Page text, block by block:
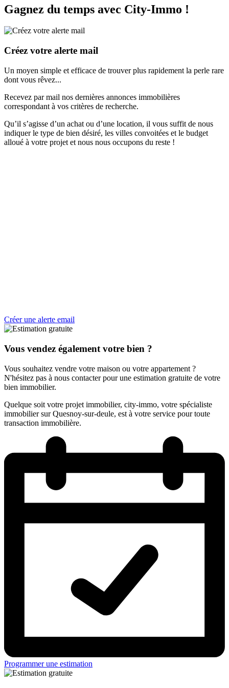
Gagnez du temps avec City-Immo !
Créez votre alerte mail
Un moyen simple et efficace de trouver plus rapidement la perle rare
dont vous rêvez...
Recevez par mail nos dernières annonces immobilières
correspondant à vos critères de recherche.
Qu’il s’agisse d’un achat ou d’une location, il vous suffit de nous
indiquer le type de bien désiré, les villes convoitées et le budget
alloué à votre projet et nous nous occupons du reste !
Créer une alerte email
Vous vendez également votre bien ?
Vous souhaitez vendre votre maison ou votre appartement ?
N'hésitez pas à nous contacter pour une estimation gratuite de votre
bien immobilier.
Quelque soit votre projet immobilier, city-immo, votre spécialiste
immobilier sur Quesnoy-sur-deule, est à votre service pour toute
transaction immobilière.
Programmer une estimation